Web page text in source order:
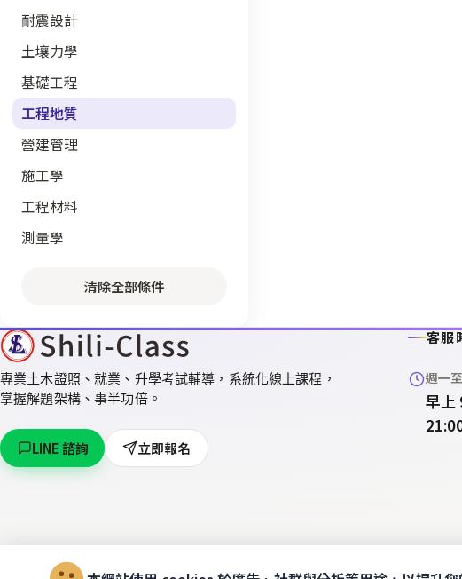
耐震設計
土壤力學
基礎工程
工程地質
營建管理
施工學
工程材料
測量學
清除全部條件
專業土木證照、就業、升學考試輔導，系統化線上課程，
掌握解題架構、事半功倍。
LINE 諮詢 立即報名
客服
週一
早上